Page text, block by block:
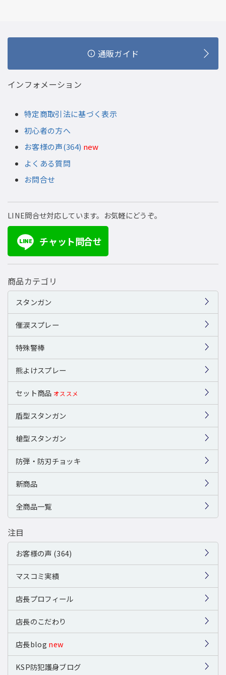
通販ガイド
インフォメーション
特定商取引法に基づく表示
初心者の方へ
お客様の声(364) new
よくある質問
お問合せ
LINE問合せ対応しています。お気軽にどうぞ。
LINE チャット問合せ
商品カテゴリ
スタンガン
催涙スプレー
特殊警棒
熊よけスプレー
セット商品 オススメ
盾型スタンガン
槍型スタンガン
防弾・防刃チョッキ
新商品
全商品一覧
注目
お客様の声 (364)
マスコミ実績
店長プロフィール
店長のこだわり
店長blog new
KSP防犯護身ブログ